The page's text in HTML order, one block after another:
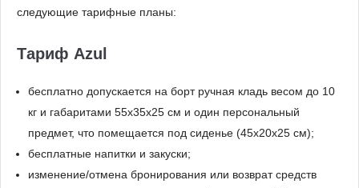
следующие тарифные планы:
Тариф Azul
бесплатно допускается на борт ручная кладь весом до 10
кг и габаритами 55x35x25 см и один персональный
предмет, что помещается под сиденье (45x20x25 см);
бесплатные напитки и закуски;
изменение/отмена бронирования или возврат средств